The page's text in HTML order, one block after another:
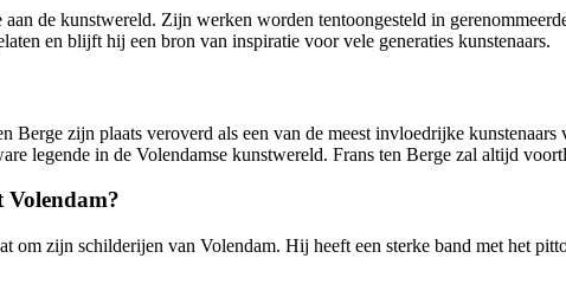
de kunstwereld. Zijn werken worden tentoongesteld in
en blijft hij een bron van inspiratie voor vele generaties kunstenaars.
Berge zijn plaats veroverd als een van de meest invloedrijke
legende in de Volendamse kunstwereld. Frans ten Berge zal altijd
Volendam?
om zijn schilderijen van Volendam. Hij heeft een sterke band met het